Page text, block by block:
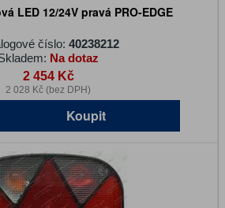
LED 12/24V pravá PRO-EDGE
číslo: 40238212
Na dotaz
2 454 Kč
2 028 Kč (bez DPH)
Koupit